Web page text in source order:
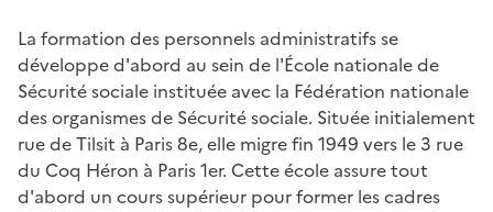
La formation des personnels administratifs se
développe d'abord au sein de l'École nationale de
Sécurité sociale instituée avec la Fédération nationale
des organismes de Sécurité sociale. Située initialement
rue de Tilsit à Paris 8e, elle migre fin 1949 vers le 3 rue
du Coq Héron à Paris 1er. Cette école assure tout
d'abord un cours supérieur pour former les cadres